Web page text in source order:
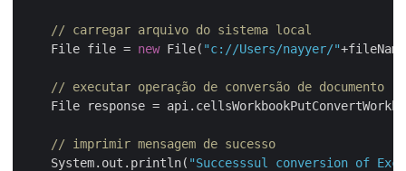
// carregar arquivo do sistema local
    File file =
new File( "c://Users/nayyer/"
// executar operação de conversão de documento
File response =
// imprimir mensagem de sucesso
    System.out.println(
"Successsul conversion of